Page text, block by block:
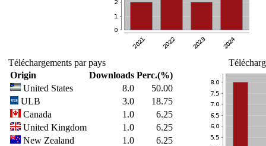
Téléchargements par pays
Origin
Downloads Perc.(%)
United States
8.0
50.00
ULB
3.0
18.75
Canada
1.0
6.25
United Kingdom
1.0
6.25
New Zealand
1.0
6.25